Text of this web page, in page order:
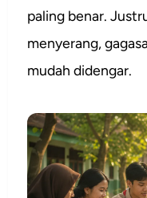
paling benar.
menyerang,
mudah didengar.